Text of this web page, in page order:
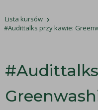
Lista kursów
#Audittalks przy kawie: